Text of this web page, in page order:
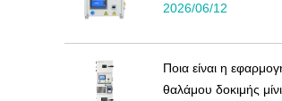
2026/06/12
Ποια είναι η
θαλάμου δοκιμής μίνι